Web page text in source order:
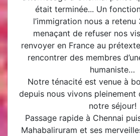
était terminée... Un
l’immigration nous a retenu
menaçant de refuser nos
renvoyer en France au
rencontrer des membres
humaniste…
Notre ténacité est venue à
depuis nous vivons pleinement
notre séjour!
Passage rapide à Chennai
Mahabaliruram et ses